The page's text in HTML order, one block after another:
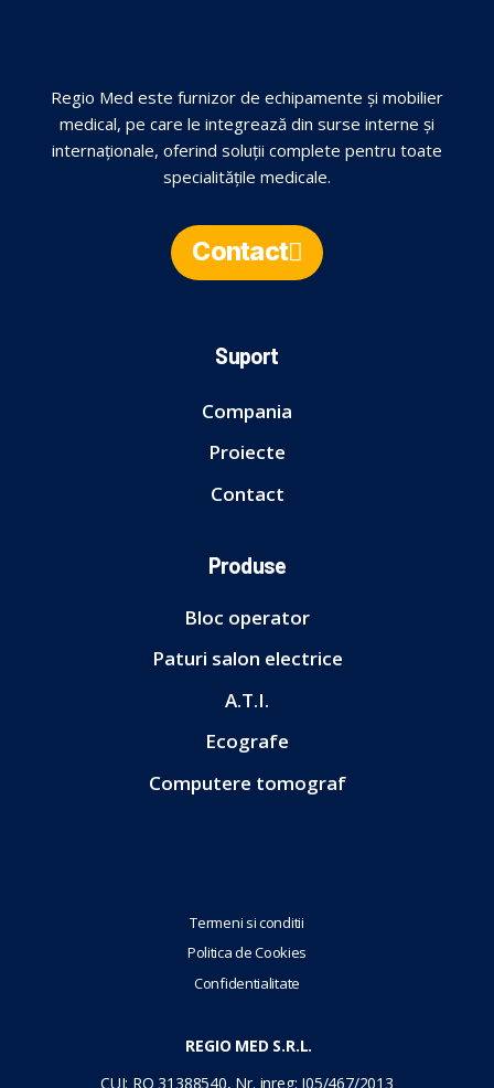
Regio Med este furnizor de echipamente și mobilier
medical, pe care le integrează din surse interne și
internaționale, oferind soluții complete pentru toate
specialitățile medicale.
Contact
Suport
Compania
Proiecte
Contact
Produse
Bloc operator
Paturi salon electrice
A.T.I.
Ecografe
Computere tomograf
Termeni si conditii
Politica de Cookies
Confidentialitate
REGIO MED S.R.L.
CUI: RO 31388540, Nr. inreg: J05/467/2013